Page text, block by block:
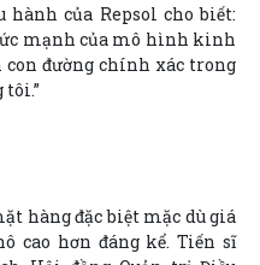
hành của Repsol cho biết:
mạnh của mô hình kinh
đường chính xác trong
tôi.”
hàng đặc biệt mặc dù giá
cao hơn đáng kể. Tiến sĩ